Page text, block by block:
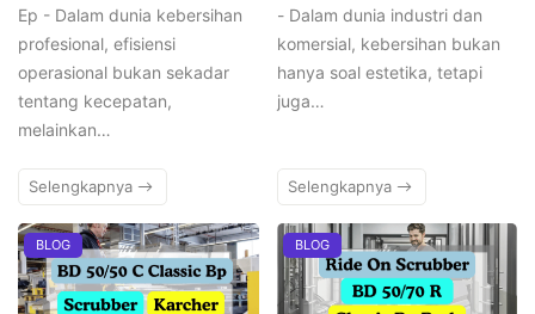
Ep - Dalam dunia kebersihan
profesional, efisiensi
operasional bukan sekadar
tentang kecepatan,
melainkan…
Selengkapnya
- Dalam dunia industri dan
komersial, kebersihan bukan
hanya soal estetika, tetapi
juga…
Selengkapnya
BLOG BLOG